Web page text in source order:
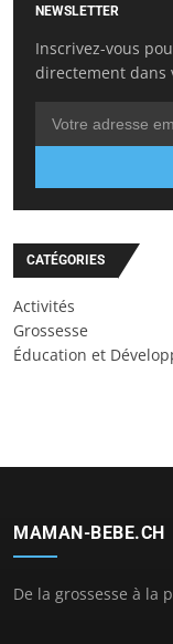
NEWSLETTER
Inscrivez-vous
directement dans
CATÉGORIES
Activités
Grossesse
Éducation et
MAMAN-BEBE.CH
De la grossesse à la